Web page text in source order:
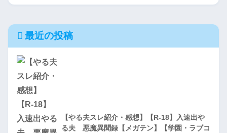
最近の投稿
【やる夫スレ紹介・感想】【R-18】入速出や
る夫 悪魔異聞録【メガテン】【学園・ラブコ